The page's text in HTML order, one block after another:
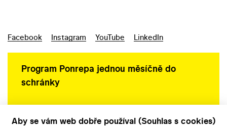
Facebook Instagram YouTube LinkedIn
Program Ponrepa jednou měsíčně do
schránky
Aby se vám web dobře používal (Souhlas s cookies)